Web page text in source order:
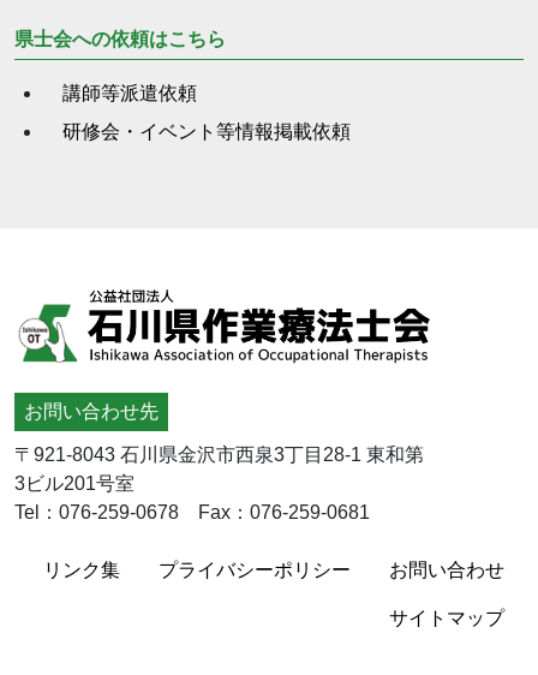
県士会への依頼はこちら
講師等派遣依頼
研修会・イベント等情報掲載依頼
お問い合わせ先
〒921-8043 石川県金沢市西泉3丁目28-1 東和第
3ビル201号室
Tel：076-259-0678 Fax：076-259-0681
リンク集 プライバシーポリシー お問い合わせ
サイトマップ